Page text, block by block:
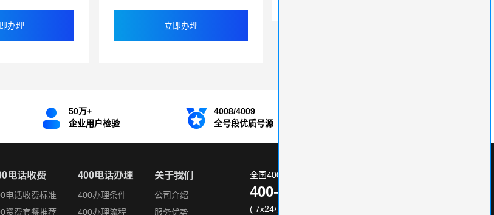
办理 立即办理
50万+
企业用户检验
4008/4009
全号段优质号源
电话收费
电话收费标准
资费套餐推荐
400电话办理
400办理条件
400办理流程
关于我们
公司介绍
服务优势
全国400电话服务热线:
400-870-8800
( 7x24小时 )